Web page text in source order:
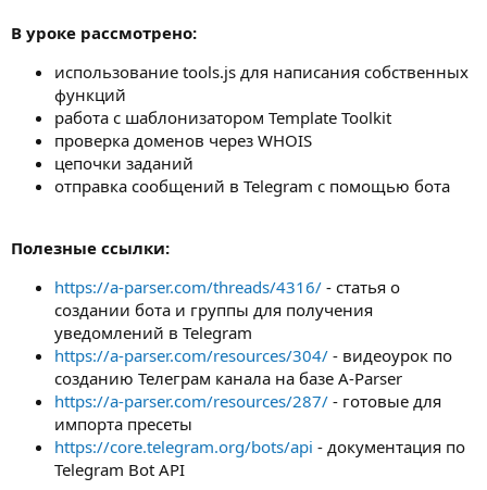
В уроке рассмотрено:
использование tools.js для написания собственных
функций
работа с шаблонизатором Template Toolkit
проверка доменов через WHOIS
цепочки заданий
отправка сообщений в Telegram с помощью бота
Полезные ссылки:
https://a-parser.com/threads/4316/ - статья о
создании бота и группы для получения
уведомлений в Telegram
https://a-parser.com/resources/304/ - видеоурок по
созданию Телеграм канала на базе A-Parser
https://a-parser.com/resources/287/ - готовые для
импорта пресеты
https://core.telegram.org/bots/api - документация по
Telegram Bot API